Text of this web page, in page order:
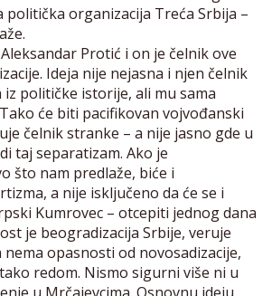
politička organizacija Treća Srbija –
Protić i on je čelnik ove
Ideja nije nejasna i njen čelnik
političke istorije, ali mu sama
će biti pacifikovan vojvođanski
čelnik stranke – a nije jasno gde u
taj separatizam. Ako je
što nam predlaže, biće i
a nije isključeno da će se i
Kumrovec – otcepiti jednog dana
je beogradizacija Srbije, veruje
opasnosti od novosadizacije,
redom. Nismo sigurni više ni u